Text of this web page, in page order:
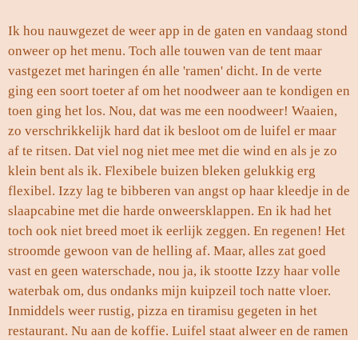
Ik hou nauwgezet de weer app in de gaten en vandaag stond
onweer op het menu. Toch alle touwen van de tent maar
vastgezet met haringen én alle 'ramen' dicht. In de verte
ging een soort toeter af om het noodweer aan te kondigen en
toen ging het los. Nou, dat was me een noodweer! Waaien,
zo verschrikkelijk hard dat ik besloot om de luifel er maar
af te ritsen. Dat viel nog niet mee met die wind en als je zo
klein bent als ik. Flexibele buizen bleken gelukkig erg
flexibel. Izzy lag te bibberen van angst op haar kleedje in de
slaapcabine met die harde onweersklappen. En ik had het
toch ook niet breed moet ik eerlijk zeggen. En regenen! Het
stroomde gewoon van de helling af. Maar, alles zat goed
vast en geen waterschade, nou ja, ik stootte Izzy haar volle
waterbak om, dus ondanks mijn kuipzeil toch natte vloer.
Inmiddels weer rustig, pizza en tiramisu gegeten in het
restaurant. Nu aan de koffie. Luifel staat alweer en de ramen